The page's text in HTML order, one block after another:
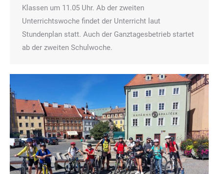
Klassen um 11.05 Uhr. Ab der zweiten
Unterrichtswoche findet der Unterricht laut
Stundenplan statt. Auch der Ganztagesbetrieb startet
ab der zweiten Schulwoche.